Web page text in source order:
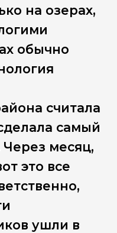
на озерах,
обычно
считала
самый
Через месяц,
это все
ушли в